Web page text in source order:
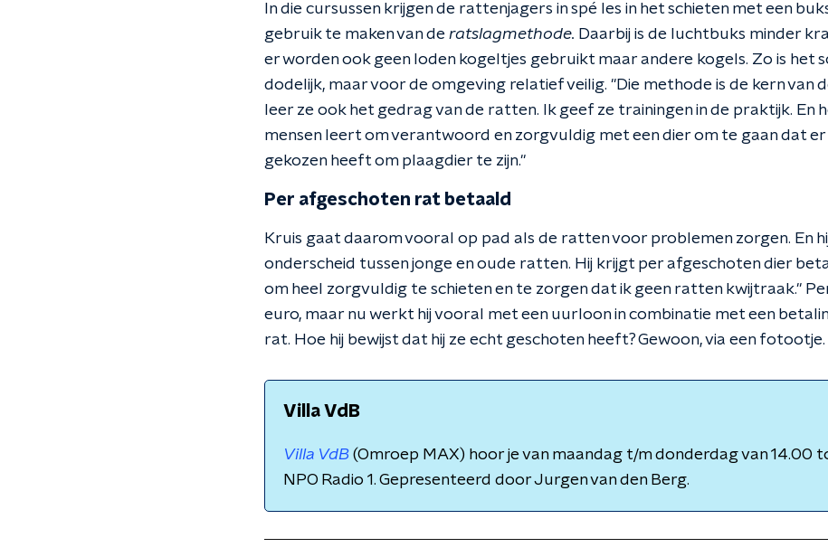
In die cursussen krijgen de rattenjagers in spé les in het schieten met een
gebruik te maken van de ratslagmethode. Daarbij is de luchtbuks minder
er worden ook geen loden kogeltjes gebruikt maar andere kogels. Zo is het
dodelijk, maar voor de omgeving relatief veilig. "Die methode is de kern van
leer ze ook het gedrag van de ratten. Ik geef ze trainingen in de praktijk. En
mensen leert om verantwoord en zorgvuldig met een dier om te gaan dat
gekozen heeft om plaagdier te zijn."
Per afgeschoten rat betaald
Kruis gaat daarom vooral op pad als de ratten voor problemen zorgen. En
onderscheid tussen jonge en oude ratten. Hij krijgt per afgeschoten dier
om heel zorgvuldig te schieten en te zorgen dat ik geen ratten kwijtraak."
euro, maar nu werkt hij vooral met een uurloon in combinatie met een
rat. Hoe hij bewijst dat hij ze echt geschoten heeft? Gewoon, via een fotootje.
Villa VdB
Villa VdB (Omroep MAX) hoor je van maandag t/m donderdag van 14.00
NPO Radio 1. Gepresenteerd door Jurgen van den Berg.